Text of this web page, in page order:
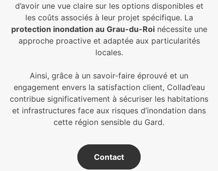
d’avoir une vue claire sur les options disponibles et
les coûts associés à leur projet spécifique. La
protection inondation au Grau-du-Roinécessite une
approche proactive et adaptée aux particularités
locales.
Ainsi, grâce à un savoir-faire éprouvé et un
engagement envers la satisfaction client, Collad’eau
contribue significativement à sécuriser les habitations
et infrastructures face aux risques d’inondation dans
cette région sensible du Gard.
Contact